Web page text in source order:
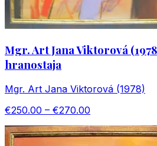
Mgr. Art Jana Viktorová
hranostaja
Mgr. Art Jana Viktorová (1978)
€250.00 – €270.00